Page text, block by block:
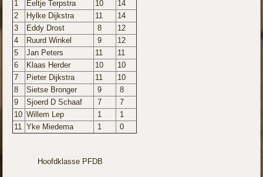
1 Eeltje Terpstra 10
14
2
Hylke Dijkstra 11
14
3
Eddy Drost 8
12
4
Ruurd Winkel 9
12
5
Jan Peters 11
11
6
Klaas Herder 10
10
7
Pieter Dijkstra 11
10
8
Sietse Bronger 9
8
9
Sjoerd D Schaaf 7
7
10 Willem Lep 1
1
11 Yke Miedema 1 0
Hoofdklasse PFDB